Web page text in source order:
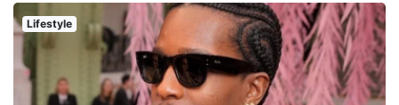
Lifestyle